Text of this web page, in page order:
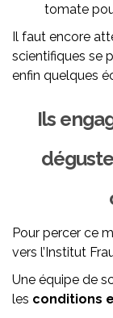
tomate
Il faut encore
scientifiques se
enfin quelques
Ils
Pour percer ce
vers l’Institut
Une équipe de
les conditions